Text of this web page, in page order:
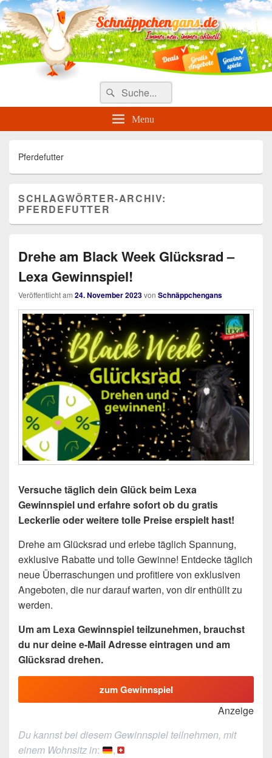
Täglich die besten Gewinnspiele
und Angebote
Search
for:
Suche
Menu
Pferdefutter
SCHLAGWÖRTER-ARCHIV:
PFERDEFUTTER
Drehe am Black Week Glücksrad –
Lexa Gewinnspiel!
Veröffentlicht am 24. November 2023von Schnäppchengans
Versuche täglich dein Glück beim Lexa
Gewinnspiel und erfahre sofort ob du gratis
Leckerlie oder weitere tolle Preise erspielt hast!
Drehe am Glücksrad und erlebe täglich Spannung,
exklusive Rabatte und tolle Gewinne! Entdecke täglich
neue Überraschungen und profitiere von exklusiven
Angeboten, die nur darauf warten, von dir enthüllt zu
werden.
Um am Lexa Gewinnspiel teilzunehmen, brauchst
du nur deine e-Mail Adresse eintragen und am
Glücksrad drehen.
zum Gewinnspiel
Anzeige
Du kannst bei diesem Gewinnspiel teilnehmen, mit
einem Wohnsitz in:
,